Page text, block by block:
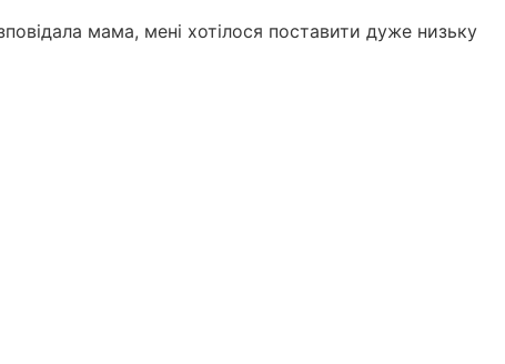
мама, мені хотілося поставити дуже низьку